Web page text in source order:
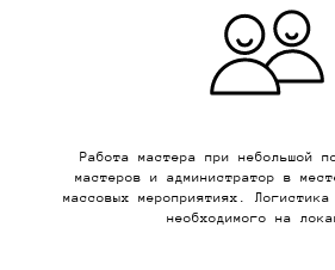
Работа мастера при небольшой
мастеров и администратор в
массовых мероприятиях.
необходимого на